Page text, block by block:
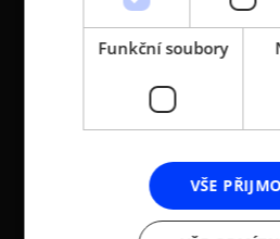
republiky (AMSP ČR)
Zápis v OR: Spisová
Městského soudu v
Praze (původní
VS/1-1/48 640/01-R,
založeno r. 2001)
Funkční soubory
VŠE